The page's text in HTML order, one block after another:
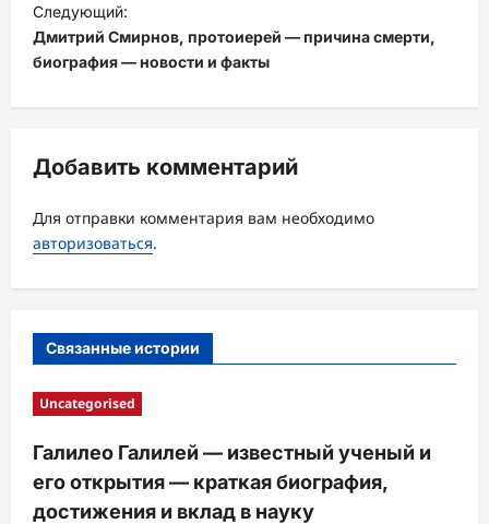
г
а
я
з
а
п
и
Следующий:
Дмитрий Смирнов, протоиерей — причина смерти,
биография — новости и факты
Добавить комментарий
Для отправки комментария вам необходимо
авторизоваться.
Связанные истории
Uncategorised
Галилео Галилей — известный ученый и
его открытия — краткая биография,
достижения и вклад в науку